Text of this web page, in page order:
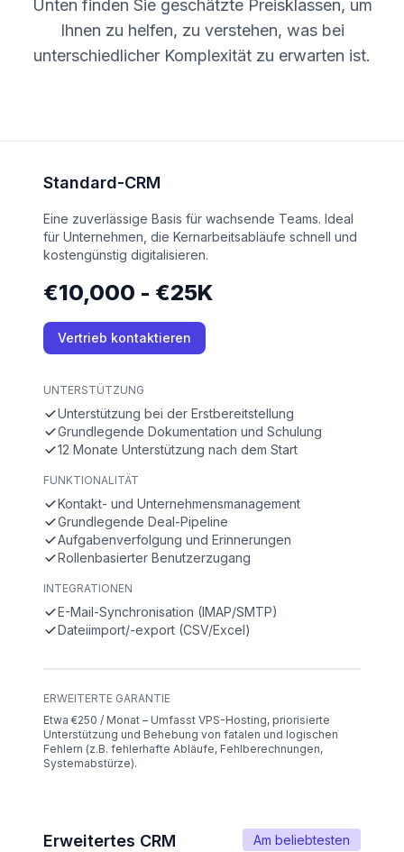
Unten finden Sie geschätzte Preisklassen, um
Ihnen zu helfen, zu verstehen, was bei
unterschiedlicher Komplexität zu erwarten ist.
Standard-CRM
Eine zuverlässige Basis für wachsende Teams. Ideal
für Unternehmen, die Kernarbeitsabläufe schnell und
kostengünstig digitalisieren.
€10,000 - €25K
Vertrieb kontaktieren
UNTERSTÜTZUNG
Unterstützung bei der Erstbereitstellung
Grundlegende Dokumentation und Schulung
12 Monate Unterstützung nach dem Start
FUNKTIONALITÄT
Kontakt- und Unternehmensmanagement
Grundlegende Deal-Pipeline
Aufgabenverfolgung und Erinnerungen
Rollenbasierter Benutzerzugang
INTEGRATIONEN
E-Mail-Synchronisation (IMAP/SMTP)
Dateiimport/-export (CSV/Excel)
ERWEITERTE GARANTIE
Etwa €250 / Monat – Umfasst VPS-Hosting, priorisierte
Unterstützung und Behebung von fatalen und logischen
Fehlern (z.B. fehlerhafte Abläufe, Fehlberechnungen,
Systemabstürze).
Am beliebtesten
Erweitertes CRM